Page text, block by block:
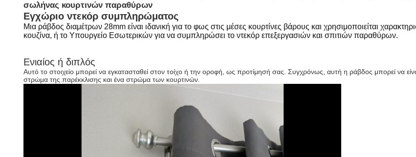
σωλήνας κουρτινών παραθύρων
Εγχώριο ντεκόρ συμπληρώματος
Μια ράβδος διαμέτρων 28mm είναι ιδανική για το φως στις μέσες κουρτίνες βάρους και χρησιμοποιείται
κουζίνα, ή το Υπουργείο Εσωτερικών για να συμπληρώσει το ντεκόρ επεξεργασιών και σπιτιών παραθύρων.
Ενιαίος ή διπλός
Αυτό το στοιχείο μπορεί να εγκατασταθεί στον τοίχο ή την οροφή, ως προτίμησή σας. Συγχρόνως, αυτή η ράβδος μπορεί να
στρώμα της παρέκκλισης και ένα στρώμα των κουρτινών.